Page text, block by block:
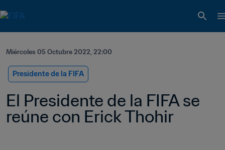
Miércoles 05 Octubre 2022, 22:00
Presidente de la FIFA
El Presidente de la FIFA se
reúne con Erick Thohir